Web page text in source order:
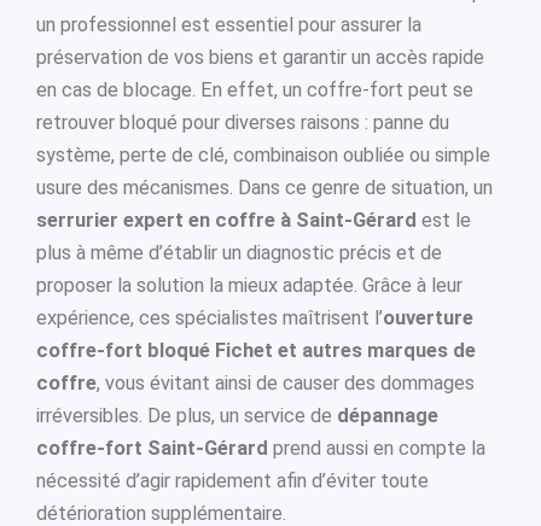
un professionnel est essentiel pour assurer la
préservation de vos biens et garantir un accès rapide
en cas de blocage. En effet, un coffre-fort peut se
retrouver bloqué pour diverses raisons : panne du
système, perte de clé, combinaison oubliée ou simple
usure des mécanismes. Dans ce genre de situation, un
serrurier expert en coffre à Saint-Gérard est le
plus à même d’établir un diagnostic précis et de
proposer la solution la mieux adaptée. Grâce à leur
expérience, ces spécialistes maîtrisent l’ouverture
coffre-fort bloqué Fichet et autres marques de
coffre, vous évitant ainsi de causer des dommages
irréversibles. De plus, un service de dépannage
coffre-fort Saint-Gérard prend aussi en compte la
nécessité d’agir rapidement afin d’éviter toute
détérioration supplémentaire.